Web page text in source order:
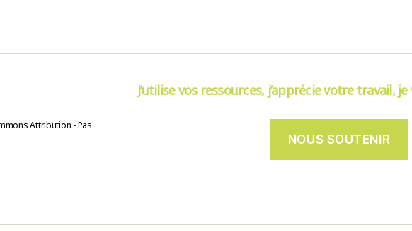
Attribution - Pas
J’utilise vos ressources, j’apprécie votre travail,
NOUS SOUTENIR